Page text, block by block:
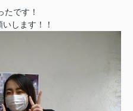
です！
します！！